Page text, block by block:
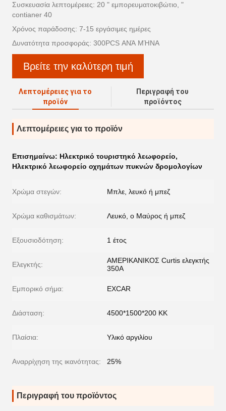
Συσκευασία λεπτομέρειες: 20 " εμπορευματοκιβώτιο, "
contianer 40
Χρόνος παράδοσης: 7-15 εργάσιμες ημέρες
Δυνατότητα προσφοράς: 300PCS ΑΝΆ ΜΉΝΑ
Βρείτε την καλύτερη τιμή
Λεπτομέρειες για το
προϊόν
Περιγραφή του
προϊόντος
Λεπτομέρειες για το προϊόν
Επισημαίνω: Ηλεκτρικό τουριστηκό λεωφορείο,
Ηλεκτρικό λεωφορείο οχημάτων πυκνών δρομολογίων
Χρώμα στεγών: Μπλε, λευκό ή μπεζ
Χρώμα καθισμάτων: Λευκό, ο Μαύρος ή μπεζ
Εξουσιοδότηση: 1 έτος
Ελεγκτής:
ΑΜΕΡΙΚΑΝΙΚΟΣ Curtis ελεγκτής
350A
Εμπορικό σήμα: EXCAR
Διάσταση: 4500*1500*200 ΚΚ
Πλαίσια: Υλικό αργιλίου
Αναρρίχηση της ικανότητας: 25%
Περιγραφή του προϊόντος